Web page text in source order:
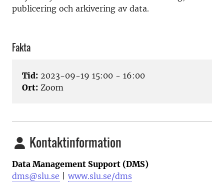
publicering och arkivering av data.
Fakta
Tid: 2023-09-19 15:00 - 16:00
Ort: Zoom
Kontaktinformation
Data Management Support (DMS)
dms@slu.se
www.slu.se/dms